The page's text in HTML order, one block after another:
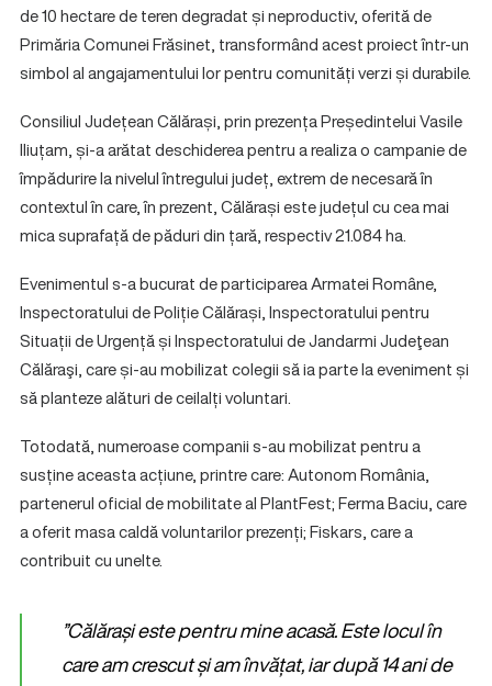
de 10 hectare de teren degradat și neproductiv, oferită de
Primăria Comunei Frăsinet, transformând acest proiect într-un
simbol al angajamentului lor pentru comunități verzi și durabile.
Consiliul Județean Călărași, prin prezența Președintelui Vasile
Iliuțam, și-a arătat deschiderea pentru a realiza o campanie de
împădurire la nivelul întregului județ, extrem de necesară în
contextul în care, în prezent, Călărași este județul cu cea mai
mica suprafață de păduri din țară, respectiv 21.084 ha.
Evenimentul s-a bucurat de participarea Armatei Române,
Inspectoratului de Poliție Călărași, Inspectoratului pentru
Situații de Urgență și Inspectoratului de Jandarmi Judeţean
Călăraşi, care și-au mobilizat colegii să ia parte la eveniment și
să planteze alături de ceilalți voluntari.
Totodată, numeroase companii s-au mobilizat pentru a
susține aceasta acțiune, printre care: Autonom România,
partenerul oficial de mobilitate al PlantFest; Ferma Baciu, care
a oferit masa caldă voluntarilor prezenți; Fiskars, care a
contribuit cu unelte.
”Călărași este pentru mine acasă. Este locul în
care am crescut și am învățat, iar după 14 ani de